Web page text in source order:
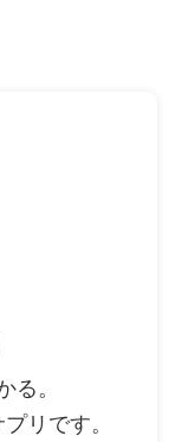
る。
リです。